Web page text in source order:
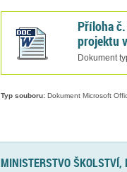
Příloha
projektu
Dokument
Typ souboru:Dokument Microsoft
MINISTERSTVO ŠKOLSTVÍ,